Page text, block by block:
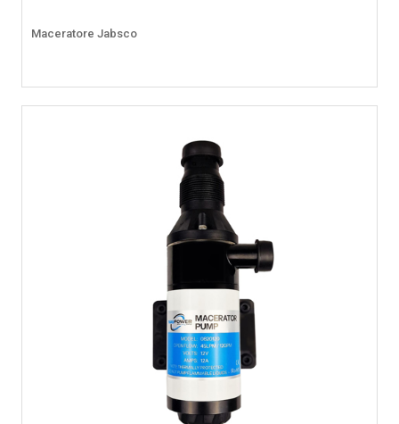
Maceratore Jabsco